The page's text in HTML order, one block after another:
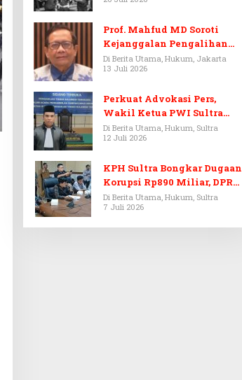
Prof. Mahfud MD Soroti
Kejanggalan Pengalihan
Penyelidikan Tersangka
Febrie Adriansyah
Di Berita Utama, Hukum, Jakarta
13 Juli 2026
Perkuat Advokasi Pers,
Wakil Ketua PWI Sultra
Resmi Dilantik Menjadi
Advokat PERADI
Di Berita Utama, Hukum, Sultra
12 Juli 2026
KPH Sultra Bongkar Dugaan
Korupsi Rp890 Miliar, DPRD
Sultra Gelar RDP
Di Berita Utama, Hukum, Sultra
7 Juli 2026